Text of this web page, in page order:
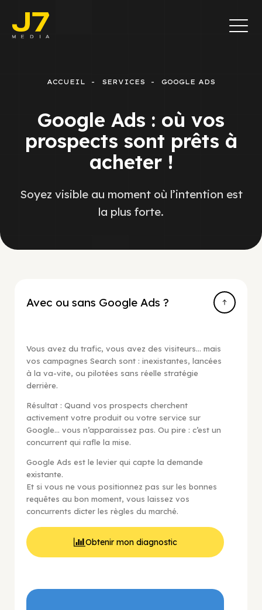
ACCUEIL SERVICES GOOGLE ADS
Google Ads : où vos
prospects sont prêts à
acheter !
Soyez visible au moment où l’intention est
la plus forte.
Avec ou sans Google Ads ?
Vous avez du trafic, vous avez des visiteurs… mais
vos campagnes Search sont : inexistantes, lancées
à la va-vite, ou pilotées sans réelle stratégie
derrière.
Résultat : Quand vos prospects cherchent
activement votre produit ou votre service sur
Google… vous n’apparaissez pas. Ou pire : c’est un
concurrent qui rafle la mise.
Google Ads est le levier qui capte la demande
existante.
Et si vous ne vous positionnez pas sur les bonnes
requêtes au bon moment, vous laissez vos
concurrents dicter les règles du marché.
Obtenir mon diagnostic